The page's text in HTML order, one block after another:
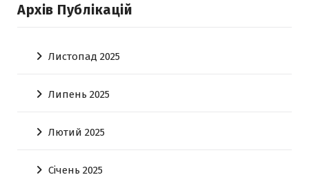
Архів Публікацій
Листопад 2025
Липень 2025
Лютий 2025
Січень 2025